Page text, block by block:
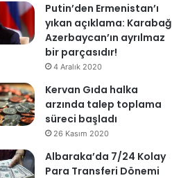
Putin’den Ermenistan’ı
yıkan açıklama: Karabağ
Azerbaycan’ın ayrılmaz
bir parçasıdır!
4 Aralık 2020
Kervan Gıda halka
arzında talep toplama
süreci başladı
26 Kasım 2020
Albaraka’da 7/24 Kolay
Para Transferi Dönemi